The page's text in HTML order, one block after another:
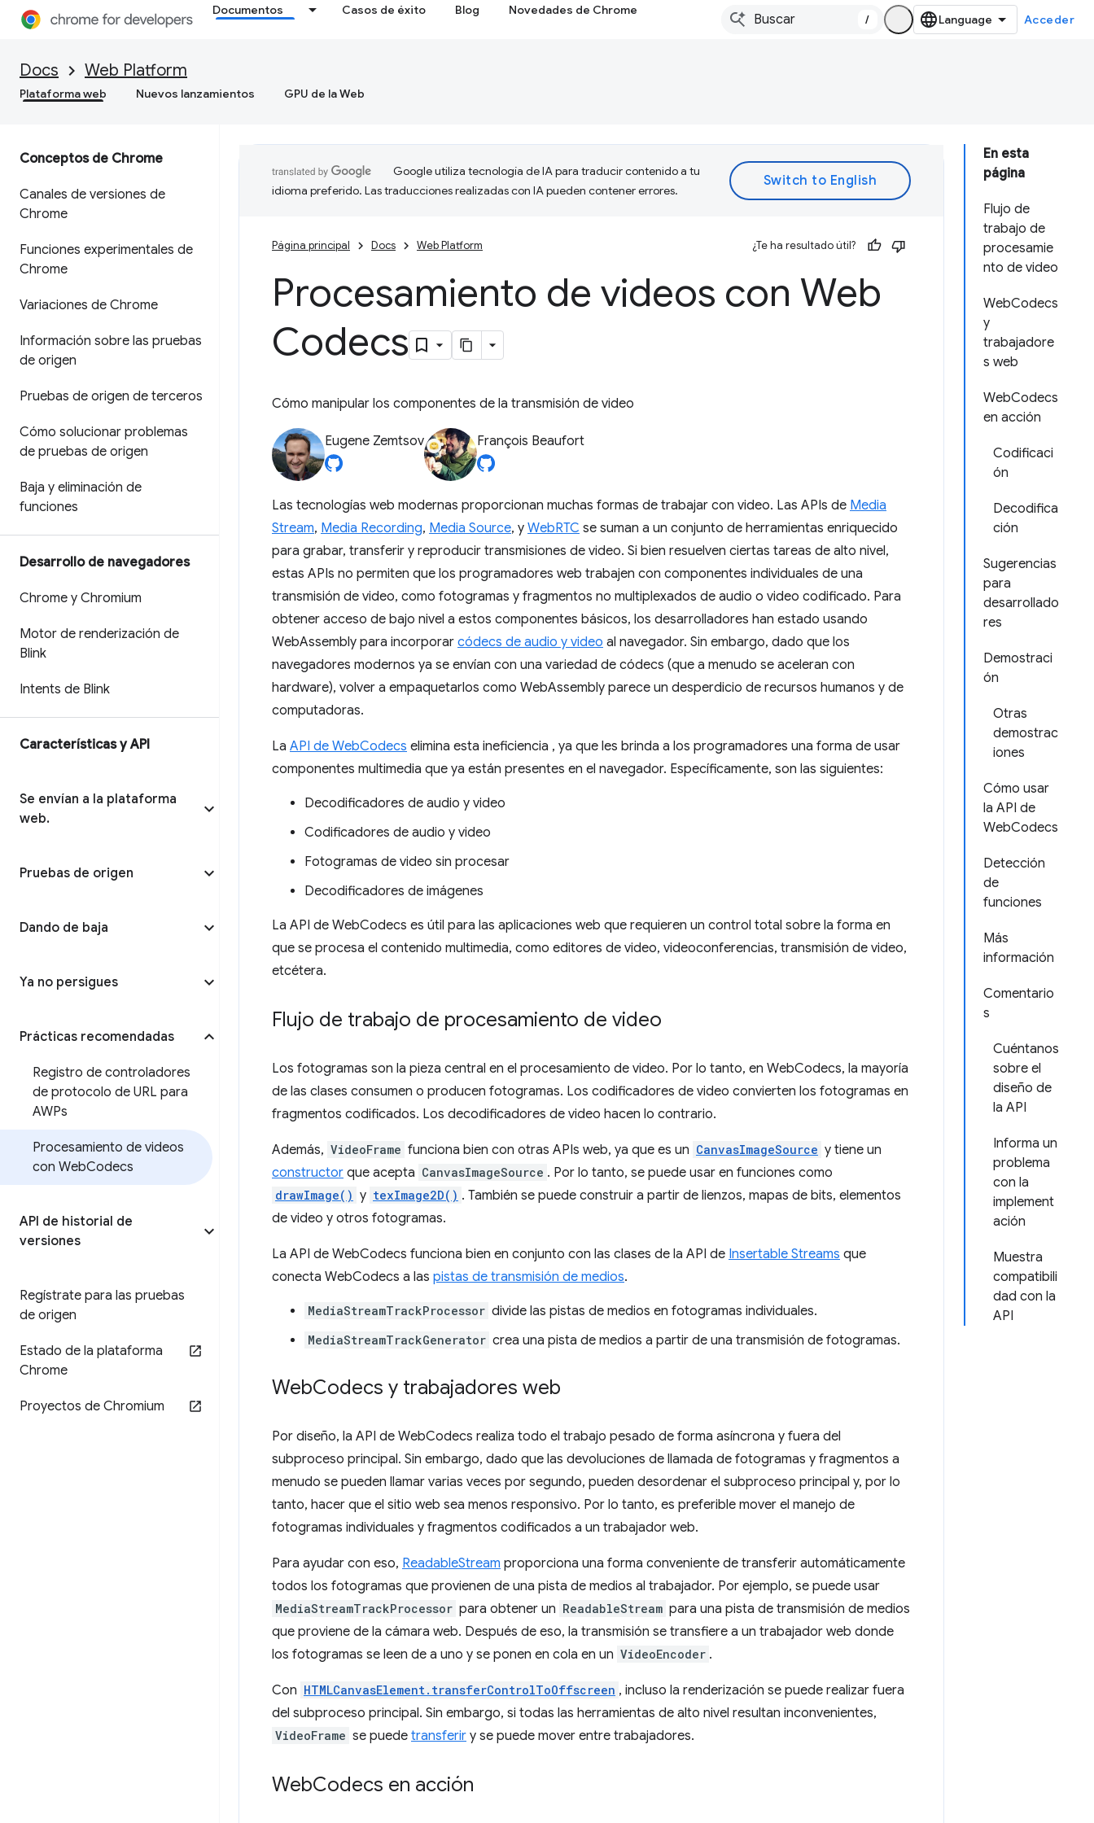
Documentos Casos de éxito Blog Novedades de Chrome
/ Acceder
Docs Web Platform
Plataforma web Nuevos lanzamientos GPU de la Web
Conceptos de Chrome
Canales de versiones de
Chrome
Funciones experimentales de
Chrome
Variaciones de Chrome
Información sobre las pruebas
de origen
Pruebas de origen de terceros
Cómo solucionar problemas
de pruebas de origen
Baja y eliminación de
funciones
Desarrollo de navegadores
Chrome y Chromium
Motor de renderización de
Blink
Intents de Blink
Características y API
Se envían a la plataforma
web.
Pruebas de origen
Dando de baja
Ya no persigues
Prácticas recomendadas
Registro de controladores
de protocolo de URL para
AWPs
Procesamiento de videos
con WebCodecs
API de historial de
versiones
Regístrate para las pruebas
de origen
Estado de la plataforma
Chrome
Proyectos de Chromium
En esta
página
Flujo de
trabajo de
procesamie
nto de video
WebCodecs
y
trabajadore
s web
WebCodecs
en acción
Codificaci
ón
Decodifica
ción
Sugerencias
para
desarrollado
res
Demostraci
ón
Otras
demostrac
iones
Cómo usar
la API de
WebCodecs
Detección
de
funciones
Más
información
Comentario
s
Cuéntanos
sobre el
diseño de
la API
Informa un
problema
con la
implement
ación
Muestra
compatibili
dad con la
API
Google utiliza tecnología de IA para traducir contenido a tu
idioma preferido. Las traducciones realizadas con IA pueden contener errores.
Página principal Docs Web Platform ¿Te ha resultado útil?
Procesamiento de videos con Web
Codecs
Cómo manipular los componentes de la transmisión de video
Eugene Zemtsov François Beaufort
Las tecnologías web modernas proporcionan muchas formas de trabajar con video. Las APIs de Media
Stream, Media Recording, Media Source, y WebRTC se suman a un conjunto de herramientas enriquecido
para grabar, transferir y reproducir transmisiones de video. Si bien resuelven ciertas tareas de alto nivel,
estas APIs no permiten que los programadores web trabajen con componentes individuales de una
transmisión de video, como fotogramas y fragmentos no multiplexados de audio o video codificado. Para
obtener acceso de bajo nivel a estos componentes básicos, los desarrolladores han estado usando
WebAssembly para incorporar códecs de audio y video al navegador. Sin embargo, dado que los
navegadores modernos ya se envían con una variedad de códecs (que a menudo se aceleran con
hardware), volver a empaquetarlos como WebAssembly parece un desperdicio de recursos humanos y de
computadoras.
La API de WebCodecs elimina esta ineficiencia , ya que les brinda a los programadores una forma de usar
componentes multimedia que ya están presentes en el navegador. Específicamente, son las siguientes:
Decodificadores de audio y video
Codificadores de audio y video
Fotogramas de video sin procesar
Decodificadores de imágenes
La API de WebCodecs es útil para las aplicaciones web que requieren un control total sobre la forma en
que se procesa el contenido multimedia, como editores de video, videoconferencias, transmisión de video,
etcétera.
Flujo de trabajo de procesamiento de video
Los fotogramas son la pieza central en el procesamiento de video. Por lo tanto, en WebCodecs, la mayoría
de las clases consumen o producen fotogramas. Los codificadores de video convierten los fotogramas en
fragmentos codificados. Los decodificadores de video hacen lo contrario.
Además, VideoFrame funciona bien con otras APIs web, ya que es un CanvasImageSource y tiene un
constructor que acepta CanvasImageSource . Por lo tanto, se puede usar en funciones como
drawImage() y texImage2D() . También se puede construir a partir de lienzos, mapas de bits, elementos
de video y otros fotogramas.
La API de WebCodecs funciona bien en conjunto con las clases de la API de Insertable Streams que
conecta WebCodecs a las pistas de transmisión de medios.
MediaStreamTrackProcessor divide las pistas de medios en fotogramas individuales.
MediaStreamTrackGenerator crea una pista de medios a partir de una transmisión de fotogramas.
WebCodecs y trabajadores web
Por diseño, la API de WebCodecs realiza todo el trabajo pesado de forma asíncrona y fuera del
subproceso principal. Sin embargo, dado que las devoluciones de llamada de fotogramas y fragmentos a
menudo se pueden llamar varias veces por segundo, pueden desordenar el subproceso principal y, por lo
tanto, hacer que el sitio web sea menos responsivo. Por lo tanto, es preferible mover el manejo de
fotogramas individuales y fragmentos codificados a un trabajador web.
Para ayudar con eso, ReadableStream proporciona una forma conveniente de transferir automáticamente
todos los fotogramas que provienen de una pista de medios al trabajador. Por ejemplo, se puede usar
MediaStreamTrackProcessor para obtener un ReadableStream para una pista de transmisión de medios
que proviene de la cámara web. Después de eso, la transmisión se transfiere a un trabajador web donde
los fotogramas se leen de a uno y se ponen en cola en un VideoEncoder .
Con HTMLCanvasElement.transferControlToOffscreen , incluso la renderización se puede realizar fuera
del subproceso principal. Sin embargo, si todas las herramientas de alto nivel resultan inconvenientes,
VideoFrame se puede transferir y se puede mover entre trabajadores.
WebCodecs en acción